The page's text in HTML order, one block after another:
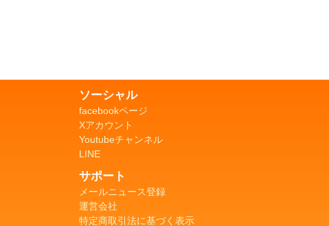
ソーシャル
facebookページ
Xアカウント
Youtubeチャンネル
LINE
サポート
メールニュース登録
運営会社
特定商取引法に基づく表示